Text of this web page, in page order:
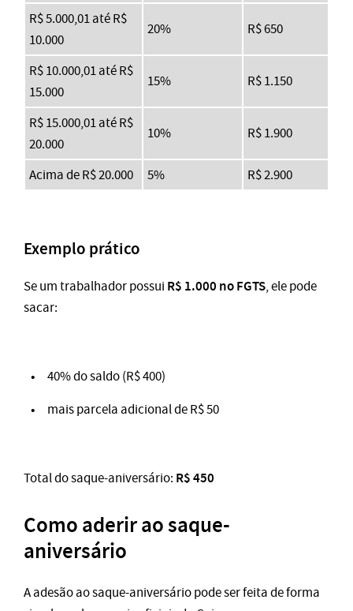
R$ 5.000,01 até R$
10.000
20% R$ 650
R$ 10.000,01 até R$
15.000
15% R$ 1.150
R$ 15.000,01 até R$
20.000
10% R$ 1.900
Acima de R$ 20.000 5% R$ 2.900
Exemplo prático
Se um trabalhador possui R$ 1.000 no FGTS, ele pode
sacar:
40% do saldo (R$ 400)
mais parcela adicional de R$ 50
Total do saque-aniversário: R$ 450
Como aderir ao saque-
aniversário
A adesão ao saque-aniversário pode ser feita de forma